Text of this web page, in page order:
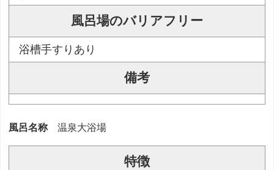
風呂場のバリアフリー
浴槽手すりあり
備考
風呂名称 温泉大浴場
特徴